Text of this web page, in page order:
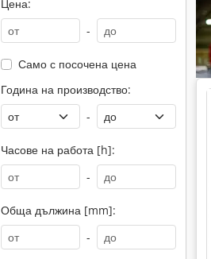
Цена:
-
Само с посочена цена
Година на производство:
-
Часове на работа [h]:
-
Обща дължина [mm]:
-